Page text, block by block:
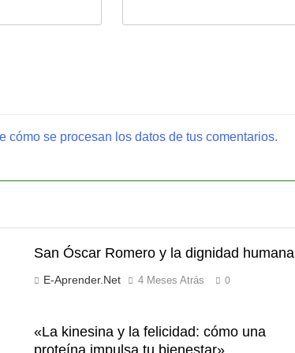
cómo se procesan los datos de tus comentarios.
San Óscar Romero y la dignidad humana
E-Aprender.net 4 Meses Atrás 0
«La kinesina y la felicidad: cómo una